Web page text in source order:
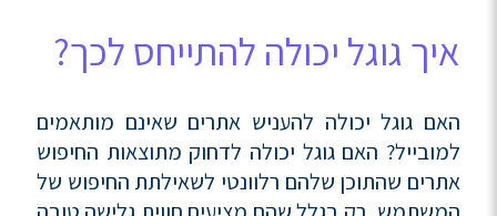
איך גוגל יכולה להתייחס לכך?
האם גוגל יכולה להעניש אתרים שאינם מותאמים
למובייל? האם גוגל יכולה לדחוק מתוצאות החיפוש
אתרים שהתוכן שלהם רלוונטי לשאילתת החיפוש של